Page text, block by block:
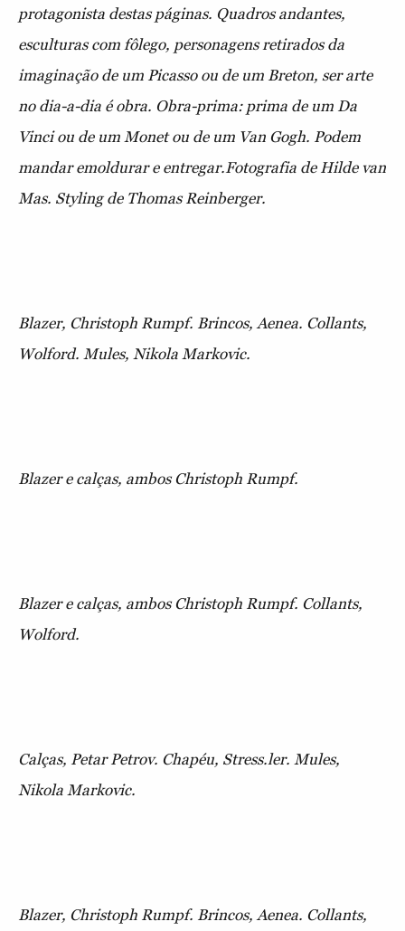
protagonista destas páginas. Quadros andantes,
esculturas com fôlego, personagens retirados da
imaginação de um Picasso ou de um Breton, ser arte
no dia-a-dia é obra. Obra-prima: prima de um Da
Vinci ou de um Monet ou de um Van Gogh. Podem
mandar emoldurar e entregar.Fotografia de Hilde van
Mas. Styling de Thomas Reinberger.
Blazer, Christoph Rumpf. Brincos, Aenea. Collants,
Wolford. Mules, Nikola Markovic.
Blazer e calças, ambos Christoph Rumpf.
Blazer e calças, ambos Christoph Rumpf. Collants,
Wolford.
Calças, Petar Petrov. Chapéu, Stress.ler. Mules,
Nikola Markovic.
Blazer, Christoph Rumpf. Brincos, Aenea. Collants,